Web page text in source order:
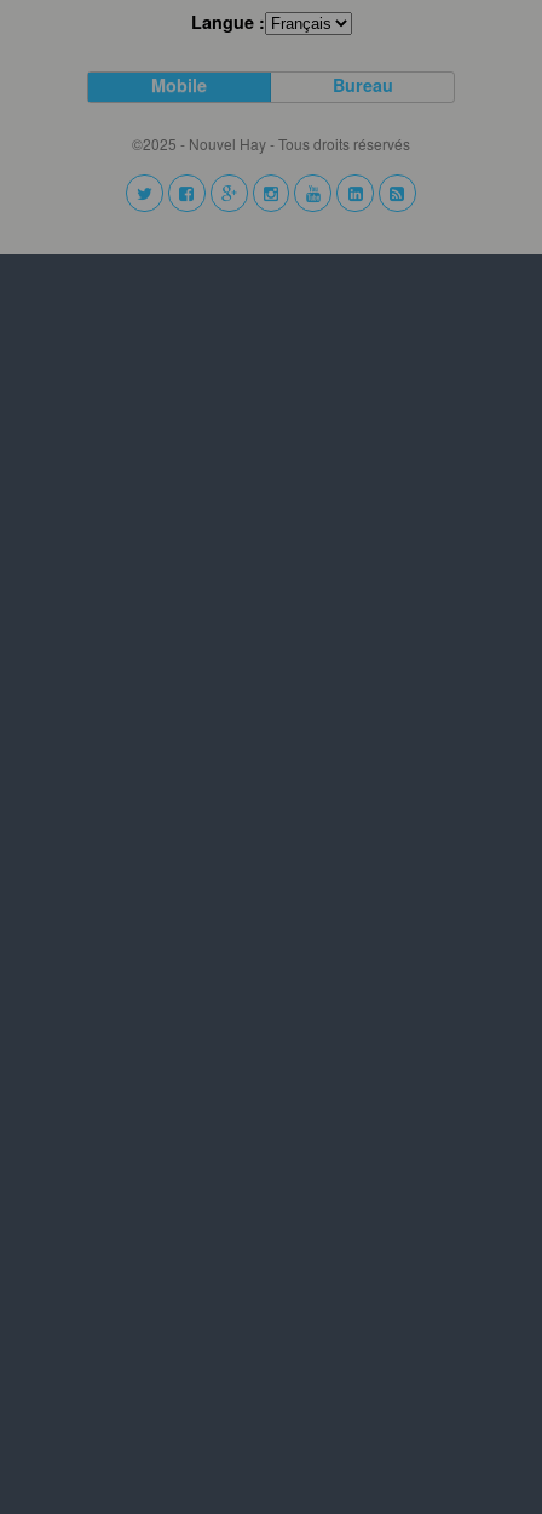
Langue :
Mobile Bureau
©2025 - Nouvel Hay - Tous droits réservés